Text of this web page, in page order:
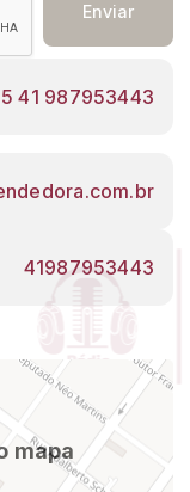
Enviar
41 987953443
41987953443
mapa